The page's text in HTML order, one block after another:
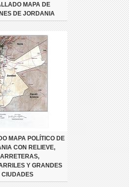
MAPA DE
DE JORDANIA
MAPA POLÍTICO DE
CON RELIEVE,
Y GRANDES
CIUDADES